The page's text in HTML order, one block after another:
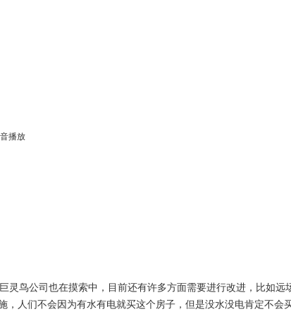
播放
鸟公司也在摸索中，目前还有许多方面需要进行改进，比如
，人们不会因为有水有电就买这个房子，但是没水没电肯定不